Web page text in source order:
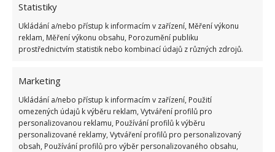
Statistiky
Ukládání a/nebo přístup k informacím v zařízení, Měření výkonu
reklam, Měření výkonu obsahu, Porozumění publiku
prostřednictvím statistik nebo kombinací údajů z různých zdrojů.
Marketing
Ukládání a/nebo přístup k informacím v zařízení, Použití
omezených údajů k výběru reklam, Vytváření profilů pro
personalizovanou reklamu, Používání profilů k výběru
personalizované reklamy, Vytváření profilů pro personalizovaný
obsah, Používání profilů pro výběr personalizovaného obsahu,